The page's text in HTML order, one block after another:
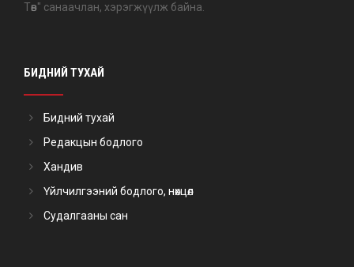
Төв" санаачлан, хэрэгжүүлж байна.
БИДНИЙ ТУХАЙ
Бидний тухай
Редакцын бодлого
Хандив
Үйлчилгээний бодлого, нөхцөл
Судалгааны сан